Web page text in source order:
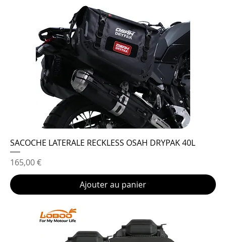
SACOCHE LATERALE RECKLESS OSAH DRYPAK 40L
Prix
165,00 €
Ajouter au panier